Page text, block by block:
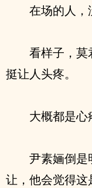
在场的人，
看样子，莫
挺让人头疼。
大概都是心
尹素婳倒是
让，他会觉得这